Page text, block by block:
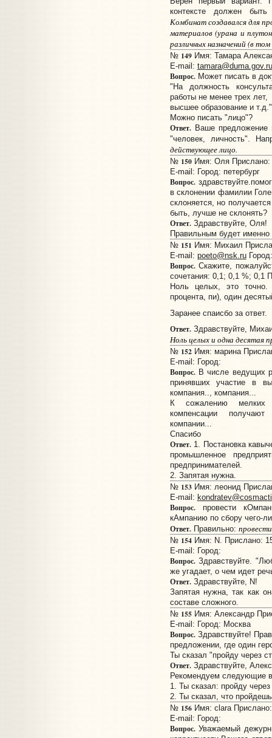
контексте должен
Комбинат создавался для
материалов (урана и
различных назначений (в том
№ 149Имя: Тамара
E-mail: tamara@duma.gov.ru
Вопрос.Может писать в
"На должность
работы не менее трех лет,
высшее образование и т.д."
Можно писать "лицо"?
Ответ.Ваше предложение
"человек, личность".
действующее лицо.
№ 150Имя: Оля Прислано:
E-mail: Город: петербург
Вопрос.
в склонении фамилии
склоняется, но
быть, лучше не склонять?
Ответ.Здравствуйте, Оля!
Правильным будет
№ 151 Имя: Михаил
E-mail: poeto@nsk.ru
Вопрос.Скажите,
сочетания: 0,1; 0,1 %; 0,1
Ноль целых, это
процента, пи), один
Заранее спаисбо за ответ.
Ответ.Здравствуйте,
Ноль целых и одна десятая
№ 152Имя: марина
E-mail: Город:
Вопрос.В числе ведущих
принявших участие в
компания.., компания...
К сожалению мелких
компенсации
компании...
Спасибо
Ответ.1. Постановка
промышленное
предпринимателей.
2. Запятая нужна.
№ 153Имя: леонид
E-mail:
Вопрос.провести
кАмпанию по сбору чего-
Ответ.Правильно:
№ 154Имя: N. Прислано:
E-mail: Город:
Вопрос.Здравствуйте.
же угадает, о чем идет
Ответ.Здравствуйте, N!
Запятая нужна, так как
составе сложного.
№ 155Имя: Александр
E-mail: Город: Москва
Вопрос.Здравствуйте!
предложении, где один
Ты сказал "пройду через
Ответ.Здравствуйте,
Рекомендуем следующие
1. Ты сказал: пройду через
2. Ты сказал, что
№ 156Имя: clara Прислано:
E-mail: Город:
Вопрос.Уважаемый